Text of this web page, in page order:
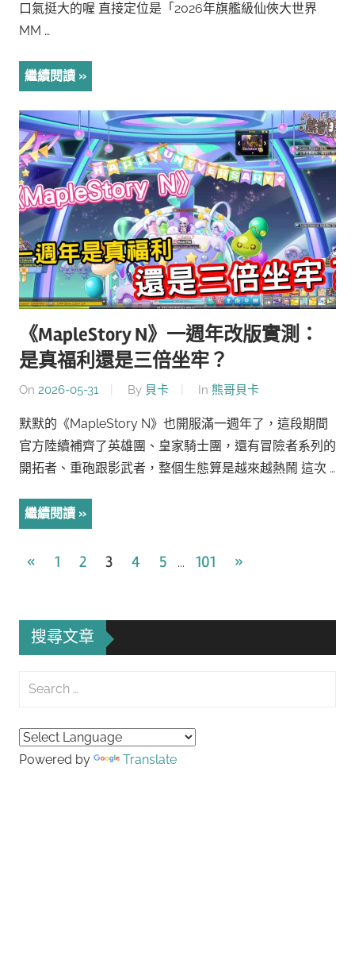
口氣挺大的喔 直接定位是「2026年旗艦級仙俠大世界
MM …
繼續閱讀
《MapleStory N》一週年改版實測：
是真福利還是三倍坐牢？
On 2026-05-31 By 貝卡 In 熊哥貝卡
默默的《MapleStory N》也開服滿一週年了，這段期間
官方陸續補齊了英雄團、皇家騎士團，還有冒險者系列的
開拓者、重砲跟影武者，整個生態算是越來越熱鬧 這次 …
繼續閱讀
文
導
覽
« Previous
1 2 3 4 5 ... 101
Next
»
搜尋文章
Search
Powered by Translate